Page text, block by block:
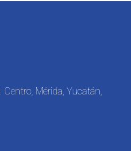
Mérida, Yucatán,